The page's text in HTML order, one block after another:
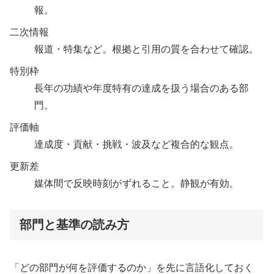
報。
二次情報
報道・特集など。根拠と引用の質を合わせて確認。
特別枠
長年の功績や年度特有の達成を扱う場合のある部
門。
評価軸
達成度・貢献・挑戦・波及など複合的な観点。
更新差
媒体間で反映時刻がずれること。静観が有効。
部門と基準の読み方
「どの部門が何を評価するのか」を先に言語化しておく